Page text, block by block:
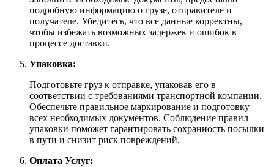
подробную информацию о грузе, отправителе и
получателе. Убедитесь, что все данные корректны,
чтобы избежать возможных задержек и ошибок в
процессе доставки.
Упаковка:
Подготовьте груз к отправке, упаковав его в
соответствии с требованиями транспортной компании.
Обеспечьте правильное маркирование и подготовку
всех необходимых документов. Соблюдение правил
упаковки поможет гарантировать сохранность посылки
в пути и снизит риск повреждений.
Оплата Услуг: